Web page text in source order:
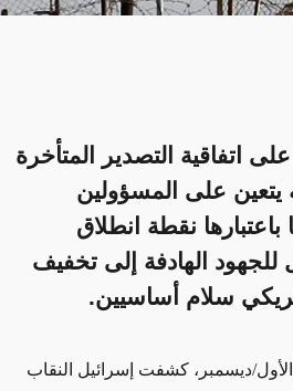
اتفاقية التصدير المتأخرة
يتعين على المسؤولين
باعتبارها نقطة انطلاق
الهادفة إلى تخفيف
سلام أساسيين.
ديسمبر، كشفت إسرائيل النقاب